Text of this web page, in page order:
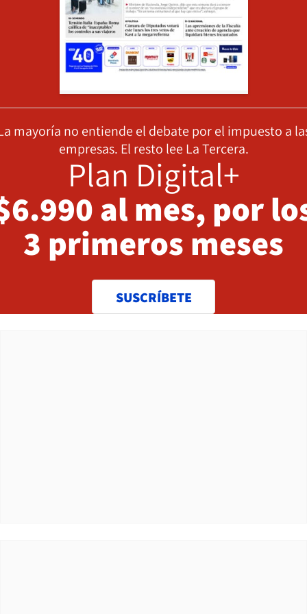
mayoría no entiende el debate por el impuesto a
empresas. El resto lee La Tercera.
Plan Digital+
al mes, por
3 primeros meses
SUSCRÍBETE